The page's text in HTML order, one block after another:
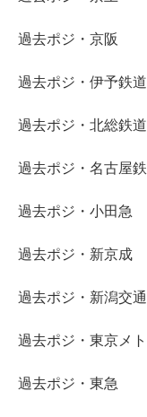
過去ポジ・京阪
過去ポジ・伊予鉄道
過去ポジ・北総鉄道
過去ポジ・名古屋
過去ポジ・小田急
過去ポジ・新京成
過去ポジ・新潟交通
過去ポジ・東京メ
過去ポジ・東急